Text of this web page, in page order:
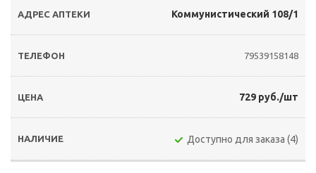
Коммунистический 108/1
79539158148
729 руб./шт
Доступно для заказа (4)